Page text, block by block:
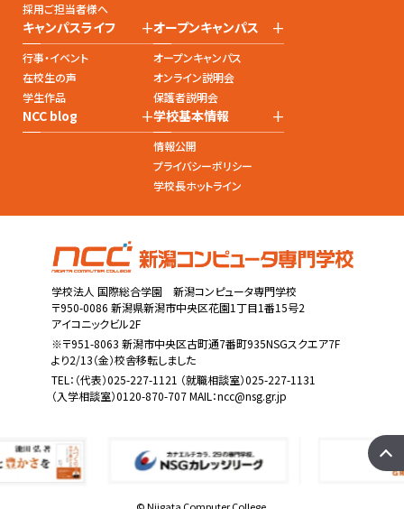
採用ご担当者様へ
キャンパスライフ +
行事・イベント
在校生の声
学生作品
オープンキャンパス +
オープンキャンパス
オンライン説明会
保護者説明会
NCC blog +学校基本情報 +
情報公開
プライバシーポリシー
学校長ホットライン
学校法人 国際総合学園 新潟コンピュータ専門学校
〒950-0086 新潟県新潟市中央区花園1丁目1番15号2
アイコニックビル2F
※〒951-8063 新潟市中央区古町通7番町935NSGスクエア7F
より2/13（金）校舎移転しました
TEL： （代表）025-227-1121 （就職相談室）025-227-1131
（入学相談室）0120-870-707 MAIL：ncc@nsg.gr.jp